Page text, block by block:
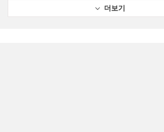
더보기